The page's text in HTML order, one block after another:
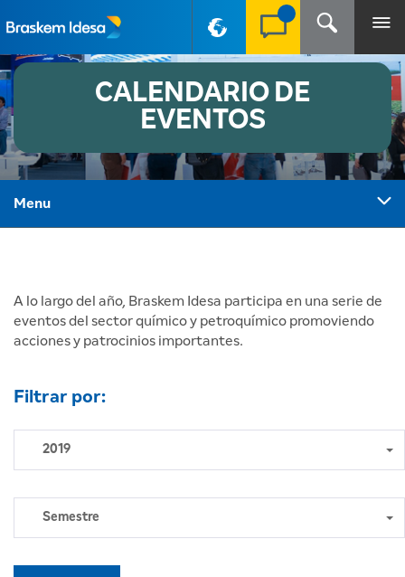
PT-BR
CALENDARIO DE
EVENTOS
Menu
A lo largo del año, Braskem Idesa participa en una serie de
eventos del sector químico y petroquímico promoviendo
acciones y patrocinios importantes.
Filtrar por:
2019
Semestre